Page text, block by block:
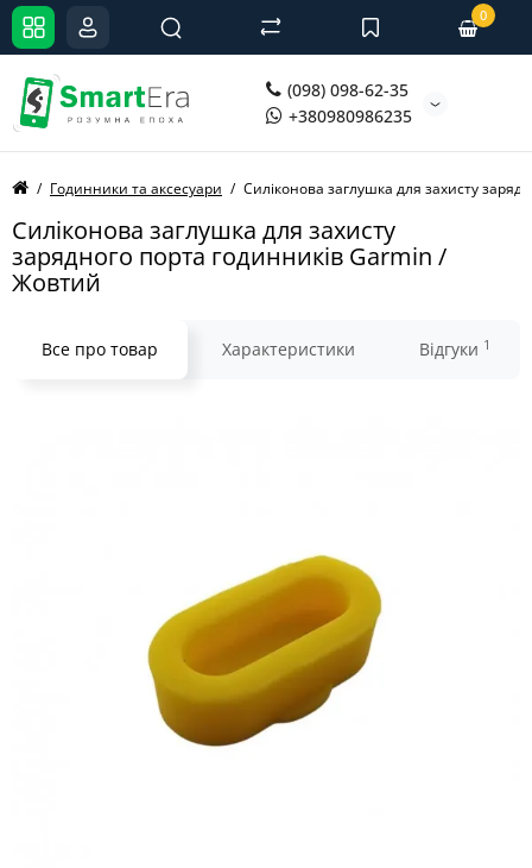
(098) 098-62-35
+380980986235
0
Годинники та аксесуари Силіконова заглушка для захисту
Силіконова заглушка для захисту
зарядного порта годинників Garmin /
Жовтий
Все про товар Характеристики Відгуки 1